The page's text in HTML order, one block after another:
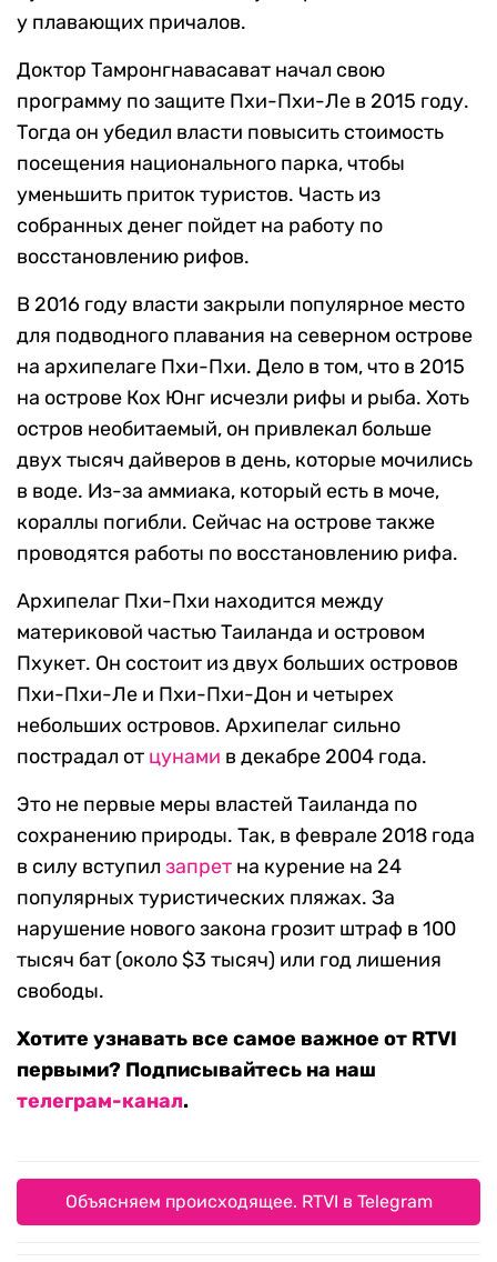
у плавающих причалов.
Доктор Тамронгнавасават начал свою
программу по защите Пхи-Пхи-Ле в 2015 году.
Тогда он убедил власти повысить стоимость
посещения национального парка, чтобы
уменьшить приток туристов. Часть из
собранных денег пойдет на работу по
восстановлению рифов.
В 2016 году власти закрыли популярное место
для подводного плавания на северном острове
на архипелаге Пхи-Пхи. Дело в том, что в 2015
на острове Кох Юнг исчезли рифы и рыба. Хоть
остров необитаемый, он привлекал больше
двух тысяч дайверов в день, которые мочились
в воде. Из-за аммиака, который есть в моче,
кораллы погибли. Сейчас на острове также
проводятся работы по восстановлению рифа.
Архипелаг Пхи-Пхи находится между
материковой частью Таиланда и островом
Пхукет. Он состоит из двух больших островов
Пхи-Пхи-Ле и Пхи-Пхи-Дон и четырех
небольших островов. Архипелаг сильно
пострадал от цунами в декабре 2004 года.
Это не первые меры властей Таиланда по
сохранению природы. Так, в феврале 2018 года
в силу вступил запрет на курение на 24
популярных туристических пляжах. За
нарушение нового закона грозит штраф в 100
тысяч бат (около $3 тысяч) или год лишения
свободы.
Хотите узнавать все самое важное от RTVI
первыми? Подписывайтесь на наш
телеграм-канал.
Объясняем происходящее. RTVI в Telegram